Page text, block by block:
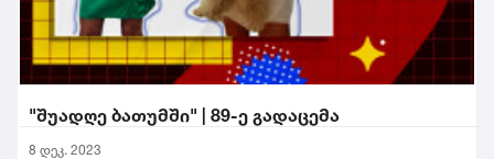
"შუადღე ბათუმში" | 89-ე გადაცემა
8 დეკ. 2023